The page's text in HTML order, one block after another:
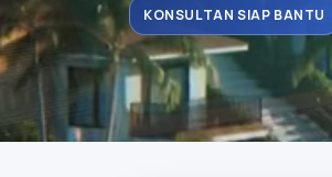
KONSULTAN SIAP BANTU